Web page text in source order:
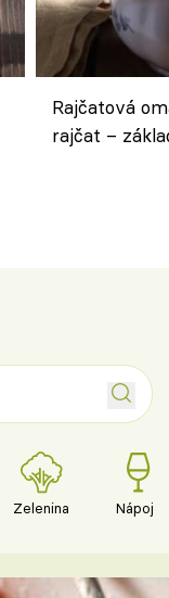
Rajčatová
rajčat –
Zelenina Nápoje